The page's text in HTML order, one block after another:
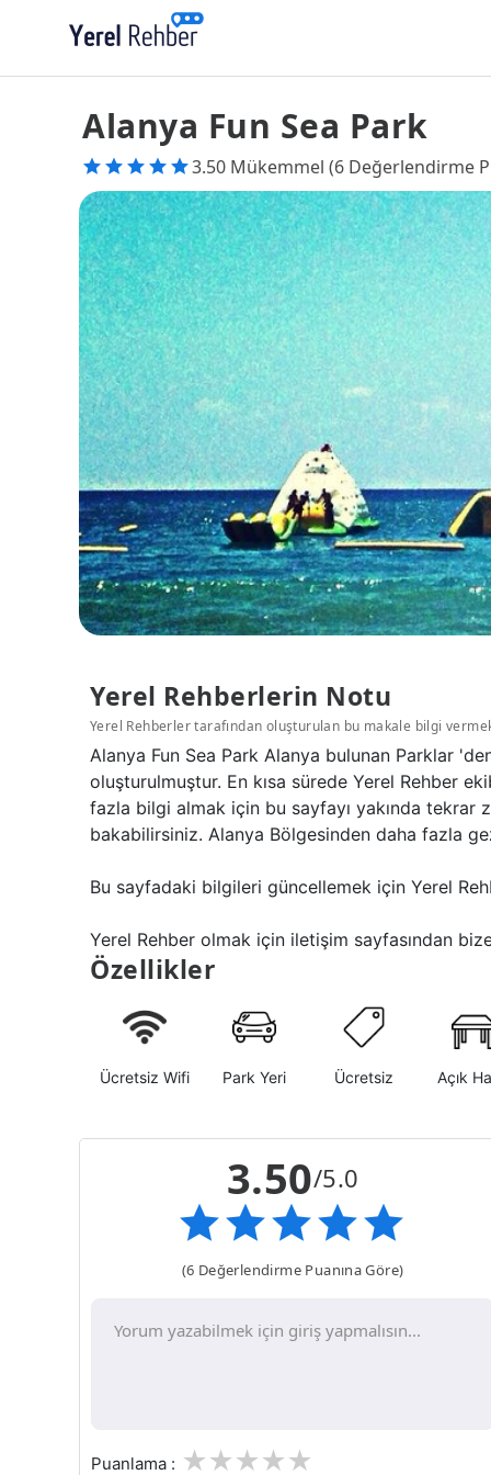
Alanya Fun Sea Park
3.50 Mükemmel (6 Değerlendirme
Yerel Rehberlerin Notu
Yerel Rehberler tarafından oluşturulan bu makale bilgi
Alanya Fun Sea Park Alanya bulunan Parklar
oluşturulmuştur. En kısa sürede Yerel Rehber
fazla bilgi almak için bu sayfayı yakında tekrar
bakabilirsiniz. Alanya Bölgesinden daha fazla
Bu sayfadaki bilgileri güncellemek için Yerel
Yerel Rehber olmak için iletişim sayfasından
Özellikler
Ücretsiz Wifi Park Yeri Ücretsiz Açık
3.50/5.0
(6 Değerlendirme Puanına Göre)
Puanlama : 3
2
1